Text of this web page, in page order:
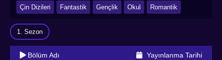
şansına yol açar. İkisi birlikte güzel bir gençlik zamanı için
savaşırken aşkları zaman ve mekanı kapsar. First Love
Again Türkçe altyazılı izle seçeneğiyle Asyadiziizle
adresinde sizleri bekliyor. First Love Again Türkçe Altyazılı
izle. En çok izlenen Asya dizileri, Kore dizileri, Çin dizileri,
Tayland dizileri , Çin dizileri, Asya dizileri, Hint dizileri,
Çin Dizileri Fantastik Gençlik Okul Romantik
1. Sezon
Bölüm Adı Yayınlanma Tarihi